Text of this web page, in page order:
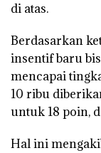
di atas.
Berdasarkan
insentif baru
mencapai
10 ribu
untuk 18 poin,
Hal ini